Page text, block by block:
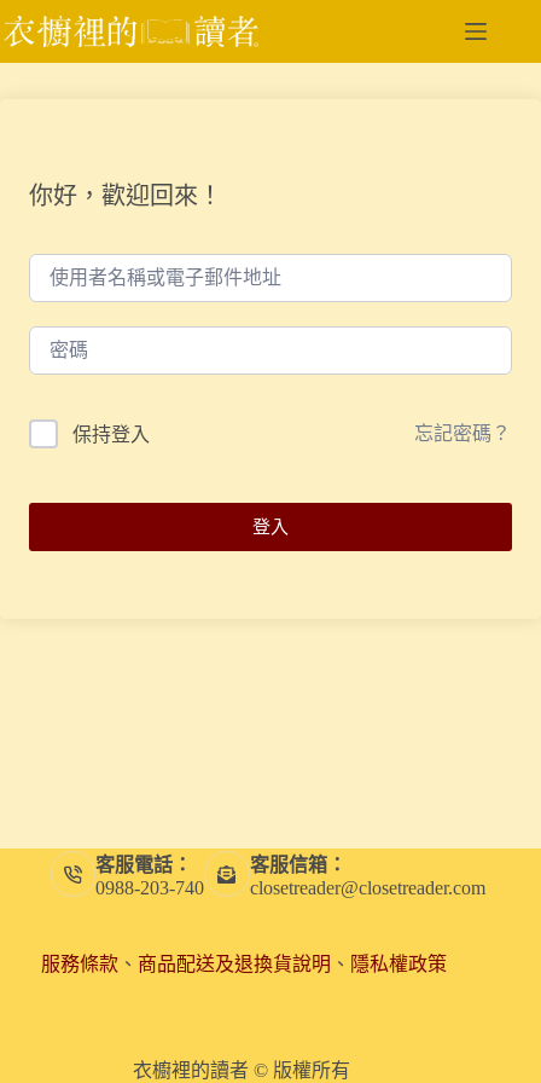
跳
至
你好，歡迎回來！
保持登入 忘記密碼？
登入
客服電話：
0988-203-740
客服信箱：
closetreader@closetreader.com
服務條款、 商品配送及退換貨說明 、 隱私權政策
衣櫥裡的讀者 © 版權所有